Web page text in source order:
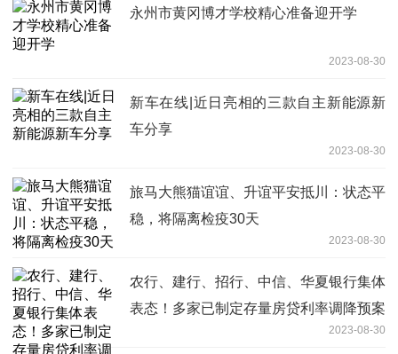
永州市黄冈博才学校精心准备迎开学
2023-08-30
新车在线|近日亮相的三款自主新能源新
车分享
2023-08-30
旅马大熊猫谊谊、升谊平安抵川：状态平
稳，将隔离检疫30天
2023-08-30
农行、建行、招行、中信、华夏银行集体
表态！多家已制定存量房贷利率调降预案
2023-08-30